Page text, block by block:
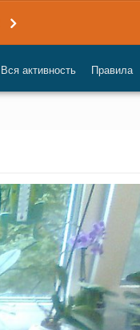
Вся активность Правила